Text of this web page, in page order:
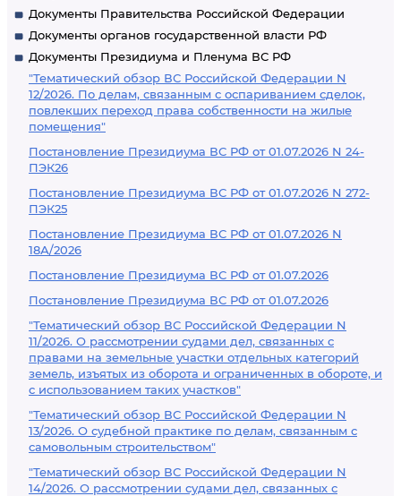
Документы Правительства Российской Федерации
Документы органов государственной власти РФ
Документы Президиума и Пленума ВС РФ
"Тематический обзор ВС Российской Федерации N
12/2026. По делам, связанным с оспариванием сделок,
повлекших переход права собственности на жилые
помещения"
Постановление Президиума ВС РФ от 01.07.2026 N 24-
ПЭК26
Постановление Президиума ВС РФ от 01.07.2026 N 272-
ПЭК25
Постановление Президиума ВС РФ от 01.07.2026 N
18А/2026
Постановление Президиума ВС РФ от 01.07.2026
Постановление Президиума ВС РФ от 01.07.2026
"Тематический обзор ВС Российской Федерации N
11/2026. О рассмотрении судами дел, связанных с
правами на земельные участки отдельных категорий
земель, изъятых из оборота и ограниченных в обороте, и
с использованием таких участков"
"Тематический обзор ВС Российской Федерации N
13/2026. О судебной практике по делам, связанным с
самовольным строительством"
"Тематический обзор ВС Российской Федерации N
14/2026. О рассмотрении судами дел, связанных с